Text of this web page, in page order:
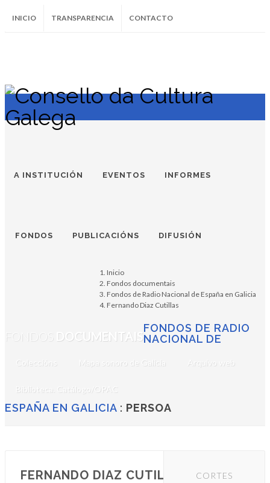
INICIO TRANSPARENCIA CONTACTO
InstagramFacebookTwitter Soundcloud
Youtube
A INSTITUCIÓN EVENTOS INFORMES
FONDOS PUBLICACIÓNS DIFUSIÓN
FONDOS DOCUMENTAIS
Coleccións Mapa sonoro de Galicia Arquivo web
Biblioteca. Catálogo/OPAC
FONDOS DE RADIO
NACIONAL DE
ESPAÑA EN GALICIA : PERSOA
Inicio
Fondos documentais
Fondos de Radio Nacional de España en Galicia
Fernando Diaz Cutillas
FERNANDO DIAZ CUTILLAS CORTES